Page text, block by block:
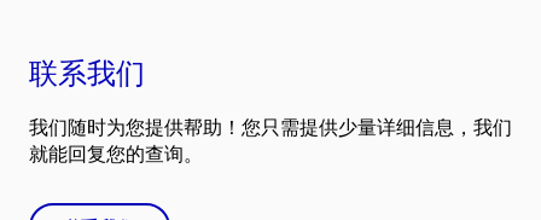
联系我们
我们随时为您提供帮助！您只需提供少量详细信息，我们
就能回复您的查询。